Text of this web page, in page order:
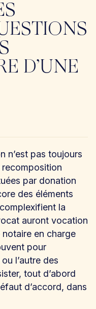
D’UNE
n’est pas toujours
par donation
des éléments
la
auront vocation
en charge
pour
l’autre des
tout d’abord
d’accord, dans